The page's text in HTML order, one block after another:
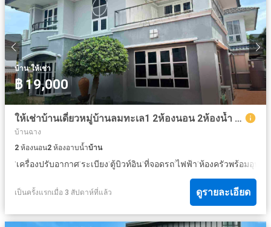
บ้าน·ให้เช่า
฿ 19,000
ให้เช่าบ้านเดี่ยวหมู่บ้านลมทะเล1 2ห้องนอน 2ห้องน้ำ 1ที่จอดรถ บ้านฉาง หาดพยูน ระยอง
บ้านฉาง
2 ห้องนอน2 ห้องอาบน้ำบ้าน
·เครื่องปรับอากาศ·ระเบียง·ตู้บิวท์อิน·ที่จอดรถ·ไฟฟ้า·ห้องครัวพร้อมอุปก
เป็นครั้งแรกเมื่อ 3 สัปดาห์ที่แล้ว ดูรายละเอียด